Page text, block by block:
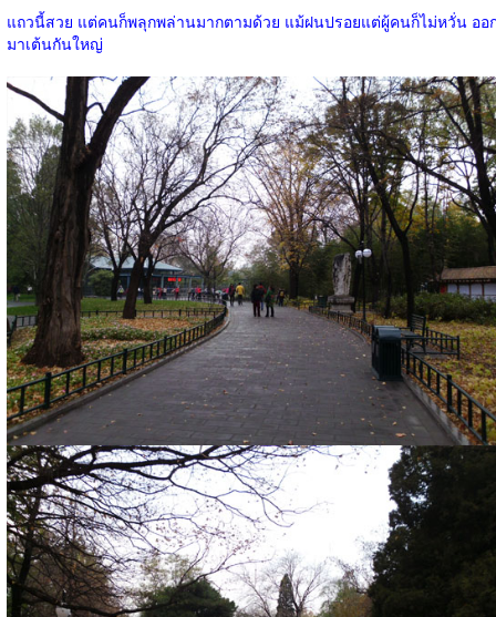
แถวนี้สวย แต่คนก็พลุกพล่านมากตามด้วย แม้ฝนปรอยแต่ผู้คนก็ไม่หวั่น ออ
มาเต้นกันใหญ่